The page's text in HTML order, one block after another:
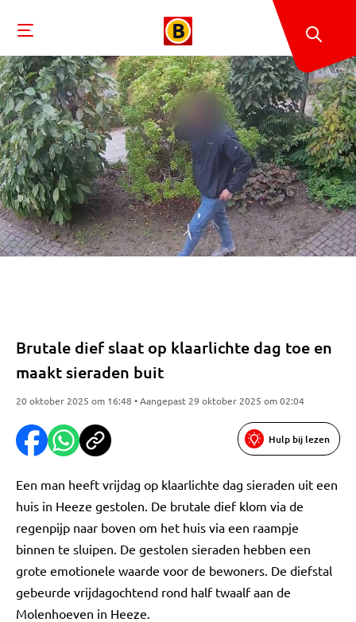
Brutale dief slaat op klaarlichte dag toe en
maakt sieraden buit
20 oktober 2025 om 16:48 • Aangepast 29 oktober 2025 om 02:04
Hulp bij lezen
Een man heeft vrijdag op klaarlichte dag sieraden uit een
huis in Heeze gestolen. De brutale dief klom via de
regenpijp naar boven om het huis via een raampje
binnen te sluipen. De gestolen sieraden hebben een
grote emotionele waarde voor de bewoners. De diefstal
gebeurde vrijdagochtend rond half twaalf aan de
Molenhoeven in Heeze.